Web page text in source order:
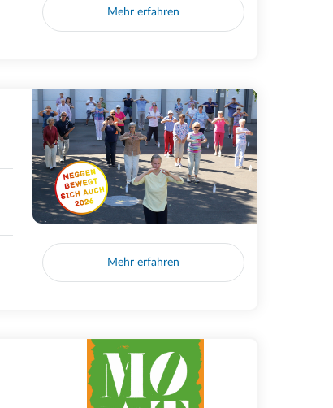
Mehr erfahren
Mehr erfahren